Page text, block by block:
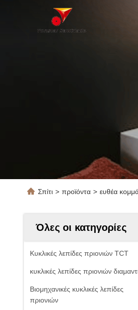
Σπίτι > προϊόντα > ευθέα
Όλες οι κατηγορίες
Κυκλικές λεπίδες πριονιών TCT
κυκλικές λεπίδες πριονιών
Βιομηχανικές κυκλικές λεπίδες
πριονιών